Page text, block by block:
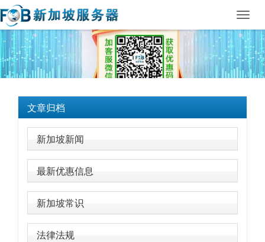
文章归档
新加坡新闻
最新优惠信息
新加坡常识
法律法规